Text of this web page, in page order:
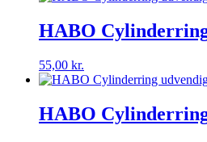
HABO
55,00 kr.
HABO